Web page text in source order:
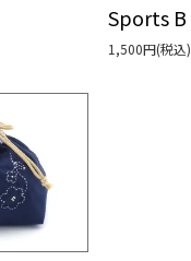
Sports B
1,500円(税込)